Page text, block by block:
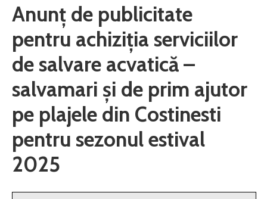
Anunț de publicitate
pentru achiziția serviciilor
de salvare acvatică –
salvamari și de prim ajutor
pe plajele din Costinesti
pentru sezonul estival
2025